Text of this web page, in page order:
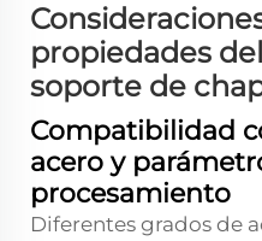
propiedades
soporte de
Compatibilidad
acero y
procesamiento
Diferentes grados de